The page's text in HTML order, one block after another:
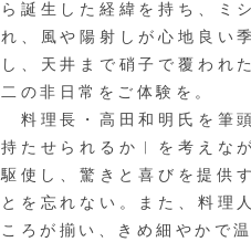
ら誕生した経緯を持ち、ミ
れ、風や陽射しが心地良い
し、天井まで硝子で覆われ
二の非日常をご体験を。
料理長・高田和明氏を筆
持たせられるか︱を考えな
駆使し、驚きと喜びを提供
とを忘れない。また、料理
ころが揃い、きめ細やかで